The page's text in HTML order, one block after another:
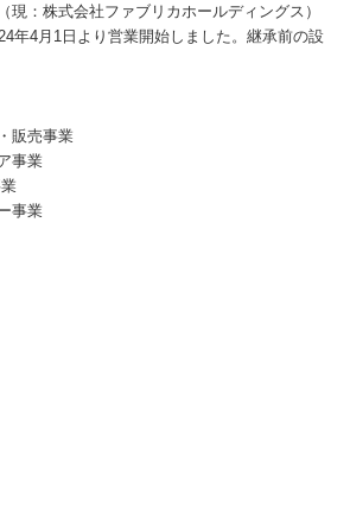
現：株式会社ファブリカホールディングス）
年4月1日より営業開始しました。継承前の設
販売事業
事業
事業